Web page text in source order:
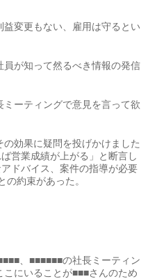
変更もない、雇用は守るとい
が知って然るべき情報の発信
ーティングで意見を言って欲
効果に疑問を投げかけました
営業成績が上がる」と断言し
ドバイス、案件の指導が必要
の約束があった。
、■■■■■■の社長ミーティン
にいることが■■■さんのため